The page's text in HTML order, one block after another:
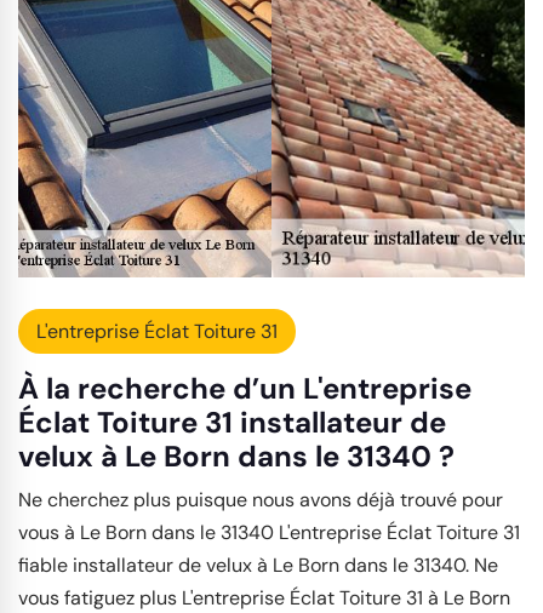
L'entreprise Éclat Toiture 31
À la recherche d’un L'entreprise
Éclat Toiture 31 installateur de
velux à Le Born dans le 31340 ?
Ne cherchez plus puisque nous avons déjà trouvé pour
vous à Le Born dans le 31340 L'entreprise Éclat Toiture 31
fiable installateur de velux à Le Born dans le 31340. Ne
vous fatiguez plus L'entreprise Éclat Toiture 31 à Le Born